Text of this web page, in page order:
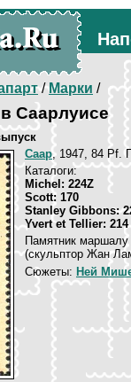
/Марки /
Саарлуисе
Саар, 1947, 84 Pf.
Каталоги:
Michel: 224Z
Scott: 170
Stanley Gibbons:
Yvert et Tellier: 214
Памятник
(скульптор Жан
Сюжеты: Ней